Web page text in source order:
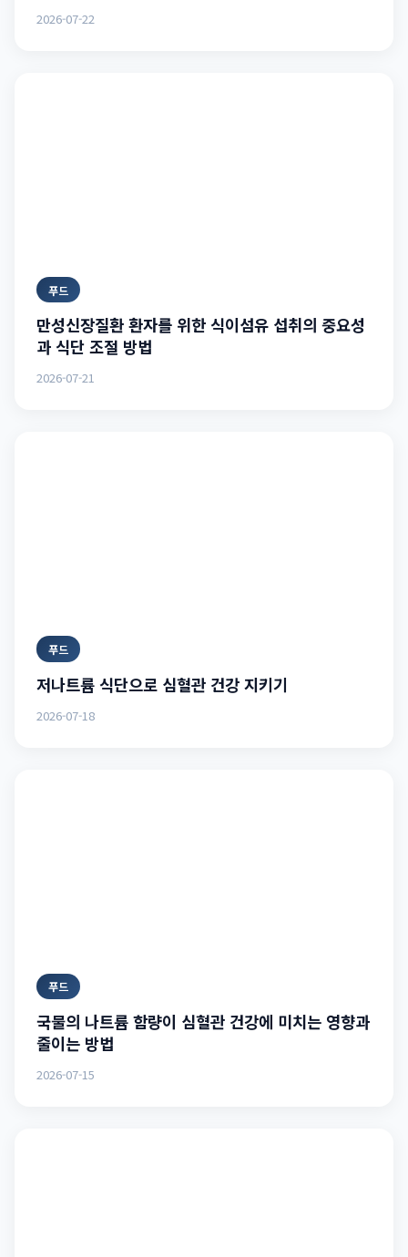
2026-07-22
푸드
만성신장질환 환자를 위한 식이섬유 섭취의 중요성
과 식단 조절 방법
2026-07-21
푸드
저나트륨 식단으로 심혈관 건강 지키기
2026-07-18
푸드
국물의 나트륨 함량이 심혈관 건강에 미치는 영향과
줄이는 방법
2026-07-15